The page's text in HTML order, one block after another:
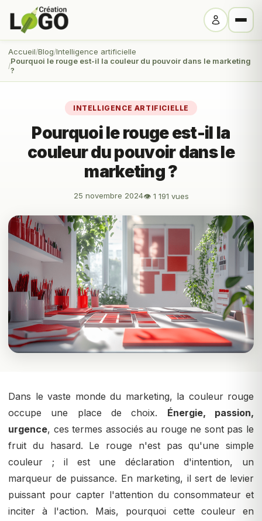
Accueil Blog Intelligence artificielle
Pourquoi le rouge est-il la couleur du pouvoir dans le marketing
?
INTELLIGENCE ARTIFICIELLE
Pourquoi le rouge est-il la
couleur du pouvoir dans le
marketing ?
25 novembre 2024👁 1 191 vues
Dans le vaste monde du marketing, la couleur rouge
occupe une place de choix. Énergie, passion,
urgence, ces termes associés au rouge ne sont pas le
fruit du hasard. Le rouge n'est pas qu'une simple
couleur ; il est une déclaration d'intention, un
marqueur de puissance. En marketing, il sert de levier
puissant pour capter l'attention du consommateur et
inciter à l'action. Mais, pourquoi cette couleur en